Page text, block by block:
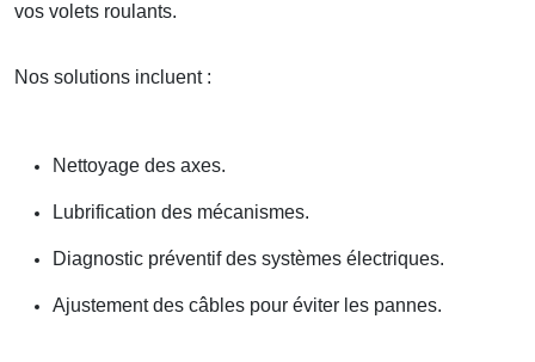
vos volets roulants.
Nos solutions incluent :
Nettoyage des axes.
Lubrification des mécanismes.
Diagnostic préventif des systèmes électriques.
Ajustement des câbles pour éviter les pannes.